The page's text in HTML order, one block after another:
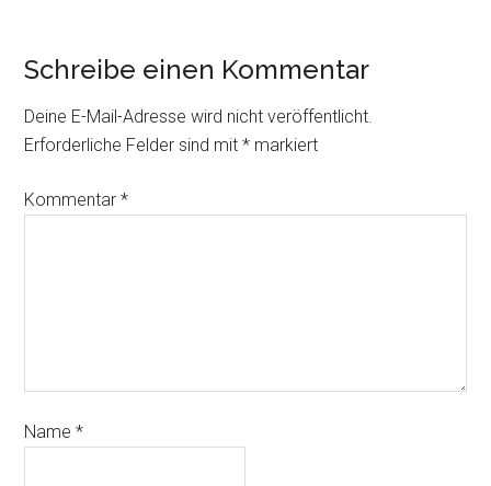
Schreibe einen Kommentar
Deine E-Mail-Adresse wird nicht veröffentlicht.
Erforderliche Felder sind mit* markiert
Kommentar*
Name*